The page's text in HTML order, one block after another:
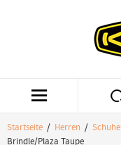
Startseite / Herren / Schuhe
Brindle/Plaza Taupe